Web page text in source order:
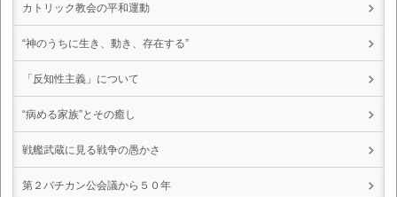
カトリック教会の平和運動
“神のうちに生き、動き、存在する”
「反知性主義」について
“病める家族”とその癒し
戦艦武蔵に見る戦争の愚かさ
第２バチカン公会議から５０年